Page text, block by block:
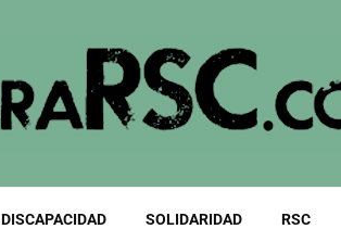
DISCAPACIDAD SOLIDARIDAD RSC